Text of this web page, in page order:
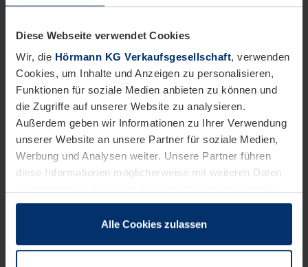
Diese Webseite verwendet Cookies
Wir, die Hörmann KG Verkaufsgesellschaft, verwenden
Cookies, um Inhalte und Anzeigen zu personalisieren,
Funktionen für soziale Medien anbieten zu können und
die Zugriffe auf unserer Website zu analysieren.
Außerdem geben wir Informationen zu Ihrer Verwendung
unserer Website an unsere Partner für soziale Medien,
Werbung und Analysen weiter. Unsere Partner führen
diese Informationen möglicherweise mit weiteren Daten
sie im Rahmen Ihrer Nutzung der Dienste gesammelt
wenn diese für den Betrieb dieser Seite unbedingt
Alle Cookies zulassen